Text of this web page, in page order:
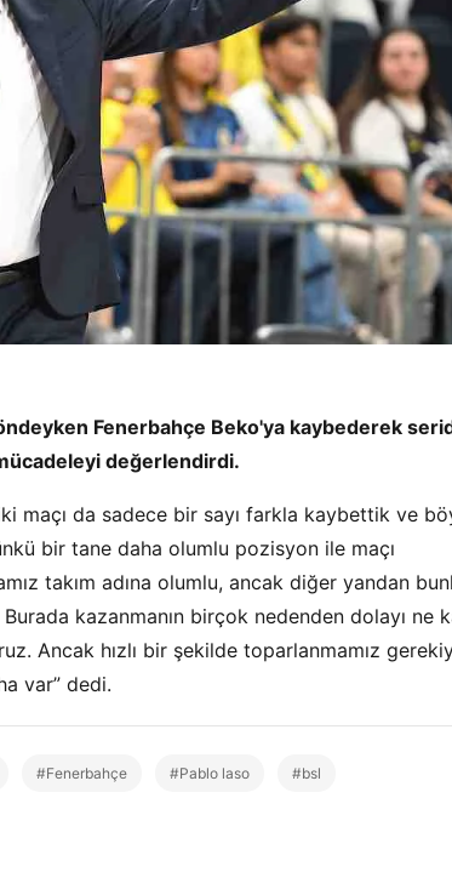
Fenerbahçe Beko'ya kaybederek
değerlendirdi.
maçı da sadece bir sayı farkla kaybettik ve
bir tane daha olumlu pozisyon ile maçı
takım adına olumlu, ancak diğer yandan
kazanmanın birçok nedenden dolayı ne
Ancak hızlı bir şekilde toparlanmamız
var” dedi.
#Fenerbahçe #Pablo laso #bsl